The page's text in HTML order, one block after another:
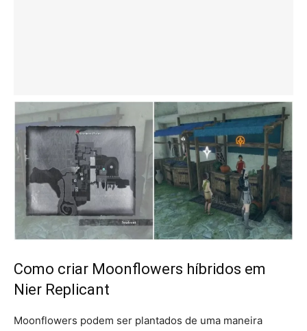
Como criar Moonflowers híbridos em
Nier Replicant
Moonflowers podem ser plantados de uma maneira